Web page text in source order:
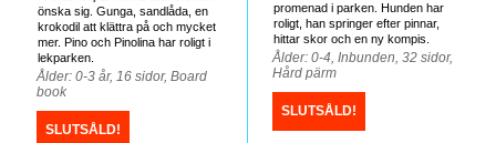
önska sig. Gunga, sandlåda, en
krokodil att klättra på och mycket
mer. Pino och Pinolina har roligt i
lekparken.
Ålder: 0-3 år, 16 sidor, Board
book
SLUTSÅLD!
promenad i parken. Hunden har
roligt, han springer efter pinnar,
hittar skor och en ny kompis.
Ålder: 0-4, Inbunden, 32 sidor,
Hård pärm
SLUTSÅLD!